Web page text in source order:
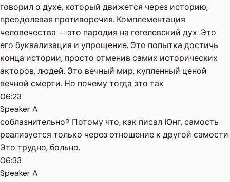
говорил о духе, который движется через историю,
преодолевая противоречия. Комплементация
человечества — это пародия на гегелевский дух. Это
его буквализация и упрощение. Это попытка достичь
конца истории, просто отменив самих исторических
акторов, людей. Это вечный мир, купленный ценой
вечной смерти. Но почему тогда это так
06:23
Speaker A
соблазнительно? Потому что, как писал Юнг, самость
реализуется только через отношение к другой самости.
Это трудно, больно.
06:33
Speaker A